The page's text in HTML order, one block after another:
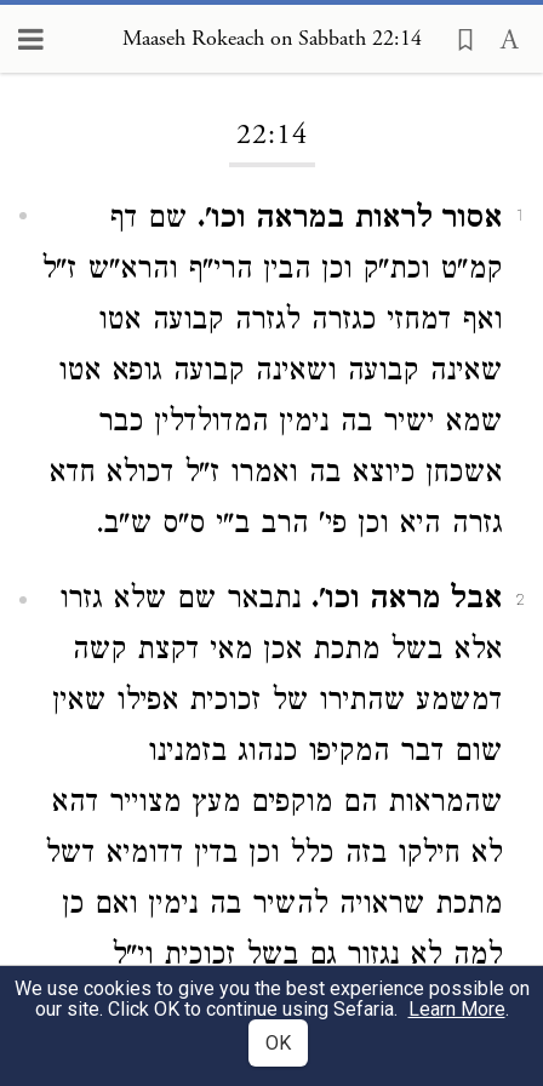
Maaseh Rokeach on Sabbath 22:14
22:14
1 אסור לראות במראה וכו'. שם דף
קמ"ט וכת"ק וכן הבין הרי"ף והרא"ש ז"ל
ואף דמחזי כגזרה לגזרה קבועה אטו
שאינה קבועה ושאינה קבועה גופא אטו
שמא ישיר בה נימין המדולדלין כבר
אשכחן כיוצא בה ואמרו ז"ל דכולא חדא
גזרה היא וכן פי' הרב ב"י ס"ס ש"ב.
2 אבל מראה וכו'. נתבאר שם שלא גזרו
אלא בשל מתכת אכן מאי דקצת קשה
דמשמע שהתירו של זכוכית אפילו שאין
שום דבר המקיפו כנהוג בזמנינו
שהמראות הם מוקפים מעץ מצוייר דהא
לא חילקו בזה כלל וכן בדין דדומיא דשל
מתכת שראויה להשיר בה נימין ואם כן
למה לא נגזור גם בשל זכוכית וי"ל
עמ"ש רש"י ז"ל של מתכת שא"צ להביא
מספרים שהיא עצמה מגלחת השער ע"כ.
We use cookies to give you the best experience possible on
our site. Click OK to continue using Sefaria. Learn More.
OK